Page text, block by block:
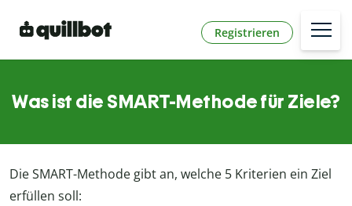
Registrieren
Was ist die SMART-Methode für Ziele?
Die SMART-Methode gibt an, welche 5 Kriterien ein Ziel
erfüllen soll: